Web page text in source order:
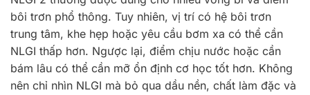
bôi trơn phổ thông. Tuy nhiên, vị trí có hệ bôi trơn
trung tâm, khe hẹp hoặc yêu cầu bơm xa có thể cần
NLGI thấp hơn. Ngược lại, điểm chịu nước hoặc cần
bám lâu có thể cần mỡ ổn định cơ học tốt hơn. Không
nên chỉ nhìn NLGI mà bỏ qua dầu nền, chất làm đặc và